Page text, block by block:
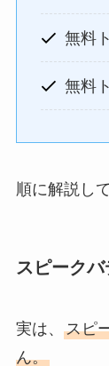
無料
無料
順に解説し
スピーク
実は、 スピ
ん。